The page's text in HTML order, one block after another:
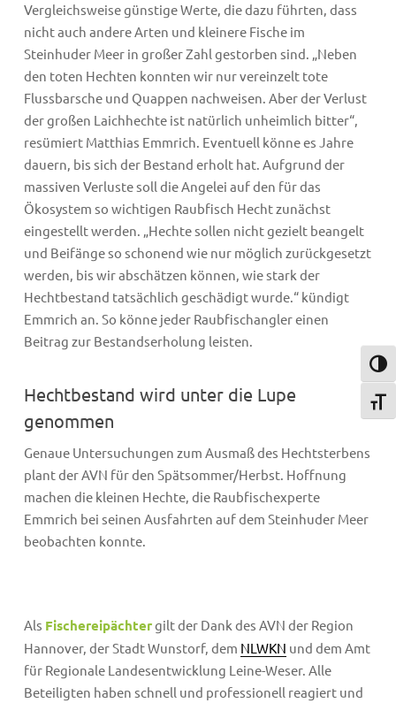
Vergleichsweise günstige Werte, die dazu führten, dass
nicht auch andere Arten und kleinere Fische im
Steinhuder Meer in großer Zahl gestorben sind. „Neben
den toten Hechten konnten wir nur vereinzelt tote
Flussbarsche und Quappen nachweisen. Aber der Verlust
der großen Laichhechte ist natürlich unheimlich bitter“,
resümiert Matthias Emmrich. Eventuell könne es Jahre
dauern, bis sich der Bestand erholt hat. Aufgrund der
massiven Verluste soll die Angelei auf den für das
Ökosystem so wichtigen Raubfisch Hecht zunächst
eingestellt werden. „Hechte sollen nicht gezielt beangelt
und Beifänge so schonend wie nur möglich zurückgesetzt
werden, bis wir abschätzen können, wie stark der
Hechtbestand tatsächlich geschädigt wurde.“ kündigt
Emmrich an. So könne jeder Raubfischangler einen
Beitrag zur Bestandserholung leisten.
Hechtbestand wird unter die Lupe
genommen
Genaue Untersuchungen zum Ausmaß des Hechtsterbens
plant der AVN für den Spätsommer/Herbst. Hoffnung
machen die kleinen Hechte, die Raubfischexperte
Emmrich bei seinen Ausfahrten auf dem Steinhuder Meer
beobachten konnte.
Als Fischereipächtergilt der Dank des AVN der Region
Hannover, der Stadt Wunstorf, dem NLWKN und dem Amt
für Regionale Landesentwicklung Leine-Weser. Alle
Beteiligten haben schnell und professionell reagiert und